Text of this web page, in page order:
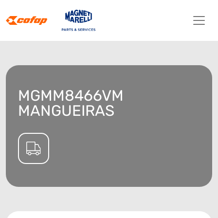
MGMM8466VM
MANGUEIRAS